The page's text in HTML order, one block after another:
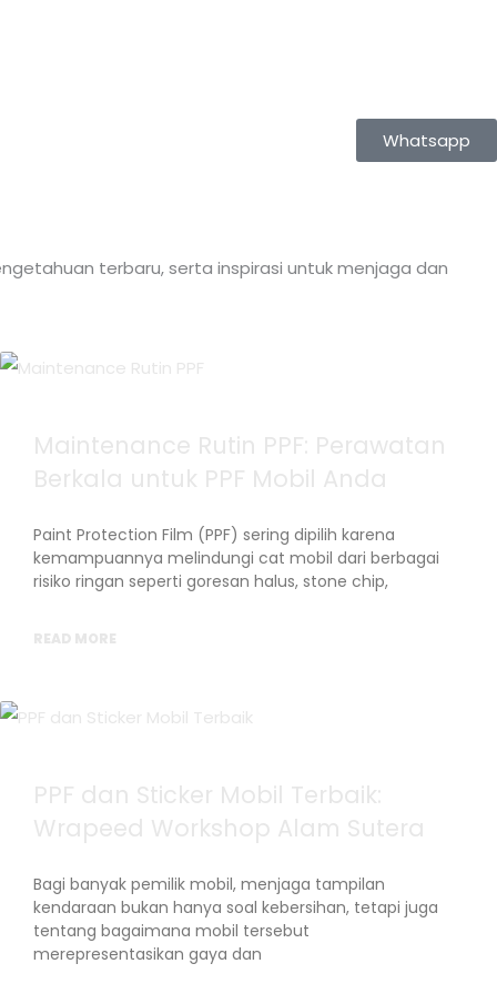
Whatsapp
terbaru, serta inspirasi untuk menjaga dan
Maintenance Rutin PPF: Perawatan
Berkala untuk PPF Mobil Anda
Paint Protection Film (PPF) sering dipilih karena
kemampuannya melindungi cat mobil dari berbagai
risiko ringan seperti goresan halus, stone chip,
READ MORE
PPF dan Sticker Mobil Terbaik:
Wrapeed Workshop Alam Sutera
Bagi banyak pemilik mobil, menjaga tampilan
kendaraan bukan hanya soal kebersihan, tetapi juga
tentang bagaimana mobil tersebut
merepresentasikan gaya dan